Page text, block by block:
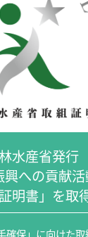
水産省発行
興への貢献
明書」を取
保」に向けた